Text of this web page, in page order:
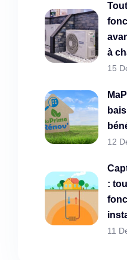
à
15
12
:
11